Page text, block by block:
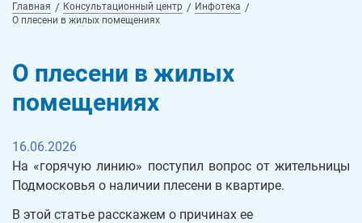
Главная Консультационный центр
Инфотека
О плесени в жилых помещениях
О плесени в жилых
помещениях
16.06.2026
На «горячую линию» поступил вопрос от жительницы
Подмосковья о наличии плесени в квартире.
В этой статье расскажем о причинах ее